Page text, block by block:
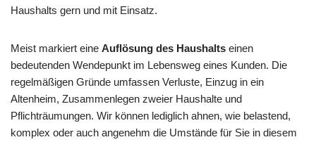
Haushalts gern und mit Einsatz.
Meist markiert eine Auflösung des Haushalts einen
bedeutenden Wendepunkt im Lebensweg eines Kunden. Die
regelmäßigen Gründe umfassen Verluste, Einzug in ein
Altenheim, Zusammenlegen zweier Haushalte und
Pflichträumungen. Wir können lediglich ahnen, wie belastend,
komplex oder auch angenehm die Umstände für Sie in diesem